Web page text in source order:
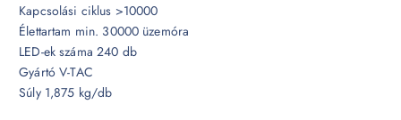
Kapcsolási ciklus >10000
Élettartam min. 30000 üzemóra
LED-ek száma 240 db
Gyártó V-TAC
Súly 1,875 kg/db